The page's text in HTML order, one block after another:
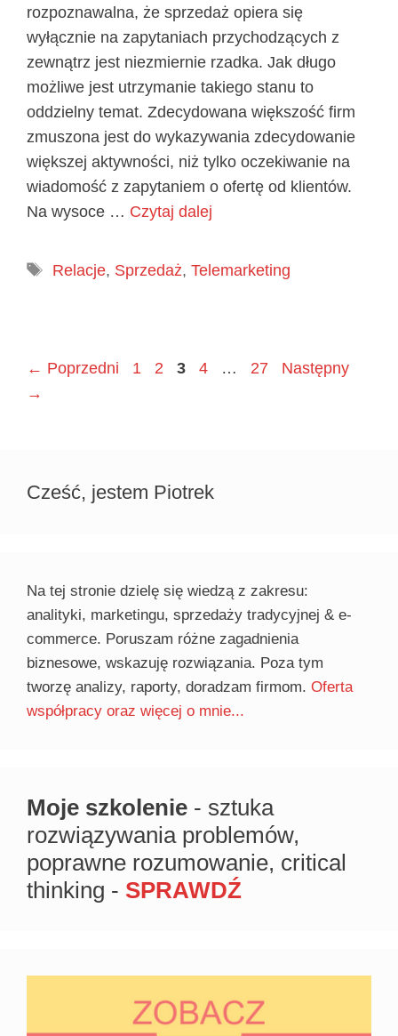
rozpoznawalna, że sprzedaż opiera się
wyłącznie na zapytaniach przychodzących z
zewnątrz jest niezmiernie rzadka. Jak długo
możliwe jest utrzymanie takiego stanu to
oddzielny temat. Zdecydowana większość firm
zmuszona jest do wykazywania zdecydowanie
większej aktywności, niż tylko oczekiwanie na
wiadomość z zapytaniem o ofertę od klientów.
Na wysoce … Czytaj dalej
Tagi
Relacje, Sprzedaż, Telemarketing
← Poprzedni Page
1 Page
2 Page
3 Page
4 … Page
27
Następny
→
Cześć, jestem Piotrek
Na tej stronie dzielę się wiedzą z zakresu:
analityki, marketingu, sprzedaży tradycyjnej & e-
commerce. Poruszam różne zagadnienia
biznesowe, wskazuję rozwiązania. Poza tym
tworzę analizy, raporty, doradzam firmom. Oferta
współpracy oraz więcej o mnie...
Moje szkolenie - sztuka
rozwiązywania problemów,
poprawne rozumowanie, critical
thinking - SPRAWDŹ